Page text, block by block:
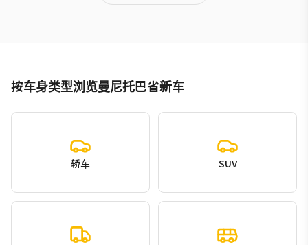
按车身类型浏览曼尼托巴省新车
轿车 SUV